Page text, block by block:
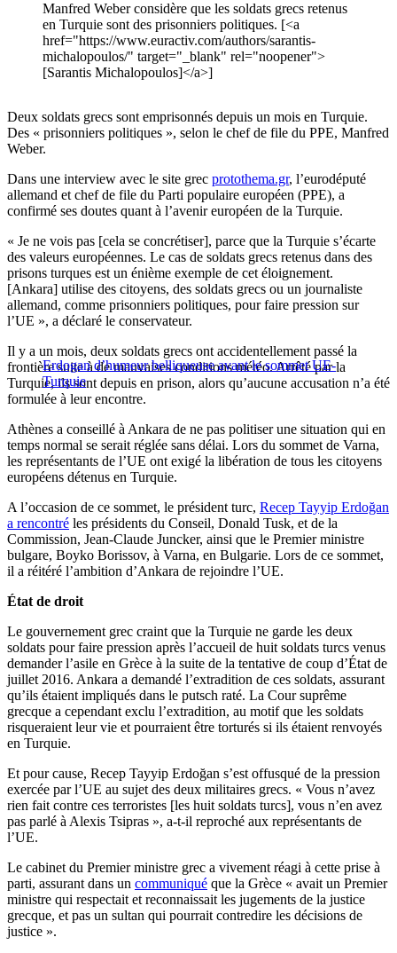
Manfred Weber considère que les soldats grecs retenus
en Turquie sont des prisonniers politiques. [<a
href="https://www.euractiv.com/authors/sarantis-
michalopoulos/" target="_blank" rel="noopener">
[Sarantis Michalopoulos]</a>]
Deux soldats grecs sont emprisonnés depuis un mois en Turquie.
Des « prisonniers politiques », selon le chef de file du PPE, Manfred
Weber.
Dans une interview avec le site grec protothema.gr, l’eurodéputé
allemand et chef de file du Parti populaire européen (PPE), a
confirmé ses doutes quant à l’avenir européen de la Turquie.
« Je ne vois pas [cela se concrétiser], parce que la Turquie s’écarte
des valeurs européennes. Le cas de soldats grecs retenus dans des
prisons turques est un énième exemple de cet éloignement.
[Ankara] utilise des citoyens, des soldats grecs ou un journaliste
allemand, comme prisonniers politiques, pour faire pression sur
l’UE », a déclaré le conservateur.
Erdogan d’humeur belliqueuse avant le sommet UE-
Turquie
Il y a un mois, deux soldats grecs ont accidentellement passé la
frontière suite à de mauvaises conditions météo. Arrêté par la
Turquie, ils sont depuis en prison, alors qu’aucune accusation n’a été
formulée à leur encontre.
Athènes a conseillé à Ankara de ne pas politiser une situation qui en
temps normal se serait réglée sans délai. Lors du sommet de Varna,
les représentants de l’UE ont exigé la libération de tous les citoyens
européens détenus en Turquie.
A l’occasion de ce sommet, le président turc, Recep Tayyip Erdoğan
a rencontré les présidents du Conseil, Donald Tusk, et de la
Commission, Jean-Claude Juncker, ainsi que le Premier ministre
bulgare, Boyko Borissov, à Varna, en Bulgarie. Lors de ce sommet,
il a réitéré l’ambition d’Ankara de rejoindre l’UE.
État de droit
Le gouvernement grec craint que la Turquie ne garde les deux
soldats pour faire pression après l’accueil de huit soldats turcs venus
demander l’asile en Grèce à la suite de la tentative de coup d’État de
juillet 2016. Ankara a demandé l’extradition de ces soldats, assurant
qu’ils étaient impliqués dans le putsch raté. La Cour suprême
grecque a cependant exclu l’extradition, au motif que les soldats
risqueraient leur vie et pourraient être torturés si ils étaient renvoyés
en Turquie.
Et pour cause, Recep Tayyip Erdoğan s’est offusqué de la pression
exercée par l’UE au sujet des deux militaires grecs. « Vous n’avez
rien fait contre ces terroristes [les huit soldats turcs], vous n’en avez
pas parlé à Alexis Tsipras », a-t-il reproché aux représentants de
l’UE.
Le cabinet du Premier ministre grec a vivement réagi à cette prise à
parti, assurant dans un communiqué que la Grèce « avait un Premier
ministre qui respectait et reconnaissait les jugements de la justice
grecque, et pas un sultan qui pourrait contredire les décisions de
justice ».